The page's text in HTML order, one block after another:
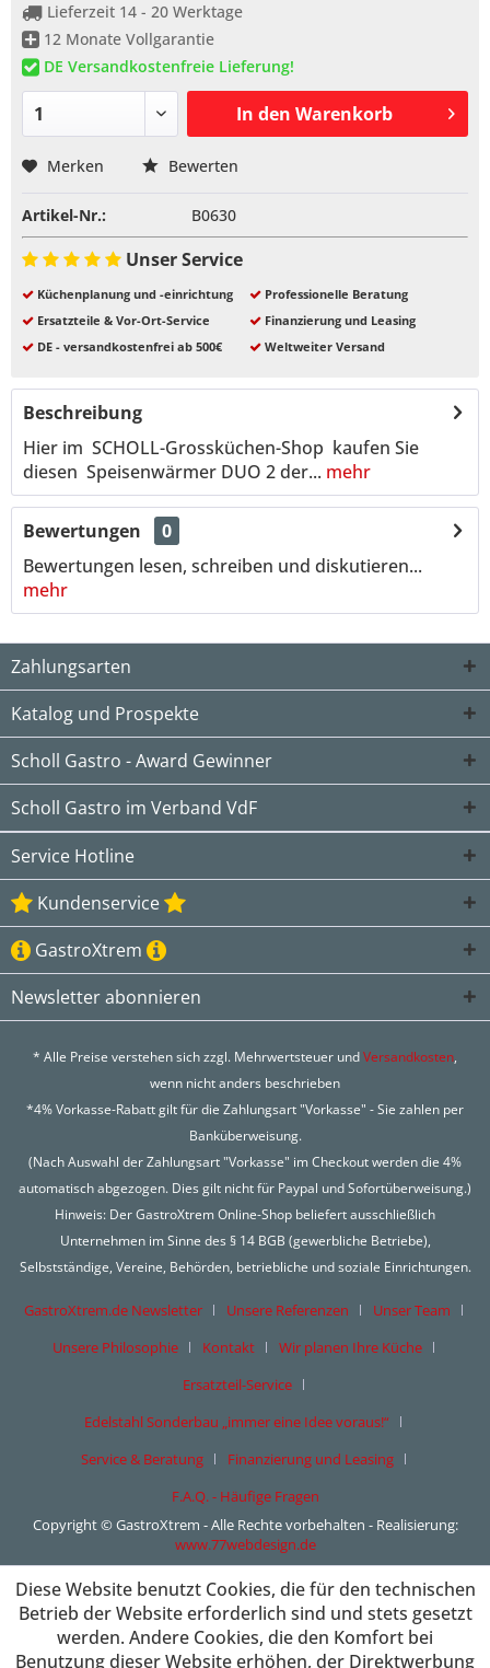
Lieferzeit 14 - 20 Werktage
12 Monate Vollgarantie
DE Versandkostenfreie Lieferung!
In den Warenkorb
Merken Bewerten
Artikel-Nr.: B0630
Unser Service
Küchenplanung und -einrichtung
Professionelle Beratung
Ersatzteile & Vor-Ort-Service
Finanzierung und Leasing
DE - versandkostenfrei ab 500€
Weltweiter Versand
Beschreibung
Hier im SCHOLL-Grossküchen-Shop kaufen Sie
diesen Speisenwärmer DUO 2 der... mehr
Bewertungen
0
Bewertungen lesen, schreiben und diskutieren...
mehr
Zahlungsarten
Katalog und Prospekte
Scholl Gastro - Award Gewinner
Scholl Gastro im Verband VdF
Service Hotline
Kundenservice
GastroXtrem
Newsletter abonnieren
* Alle Preise verstehen sich zzgl. Mehrwertsteuer undVersandkosten,
wenn nicht anders beschrieben
*4% Vorkasse-Rabatt gilt für die Zahlungsart "Vorkasse" - Sie zahlen per
Banküberweisung.
(Nach Auswahl der Zahlungsart "Vorkasse" im Checkout werden die 4%
automatisch abgezogen. Dies gilt nicht für Paypal und Sofortüberweisung.)
Hinweis: Der GastroXtrem Online-Shop beliefert ausschließlich
Unternehmen im Sinne des § 14 BGB (gewerbliche Betriebe),
Selbstständige, Vereine, Behörden, betriebliche und soziale Einrichtungen.
GastroXtrem.de Newsletter Unsere Referenzen
Unser Team
Unsere Philosophie
Kontakt
Wir planen Ihre Küche
Ersatzteil-Service
Edelstahl Sonderbau „immer eine Idee voraus!“
Service & Beratung
Finanzierung und Leasing
F.A.Q. - Häufige Fragen
Copyright © GastroXtrem - Alle Rechte vorbehalten - Realisierung:
www.77webdesign.de
Diese Website benutzt Cookies, die für den technischen
Betrieb der Website erforderlich sind und stets gesetzt
werden. Andere Cookies, die den Komfort bei
Benutzung dieser Website erhöhen, der Direktwerbung